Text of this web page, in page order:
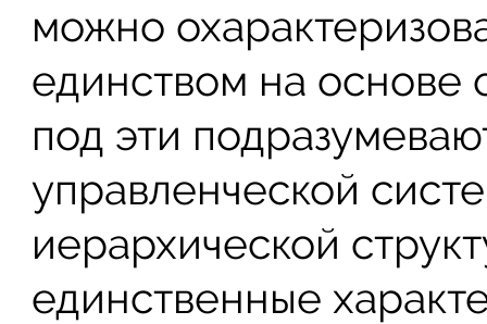
можно
единством на основе
под эти
управленческой
иерархической
единственные